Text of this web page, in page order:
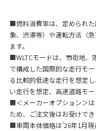
■燃料消費率は、定められ
象、渋滞等）や運転方法（
ます。
■WLTCモードは、市街地、
で構成した国際的な走行モ
る比較的低速な走行を想定
い走行を想定、高速道路モ
■＜メーカーオプション＞
ため、ご注文後はお受けで
■車両本体価格は’26年1月現